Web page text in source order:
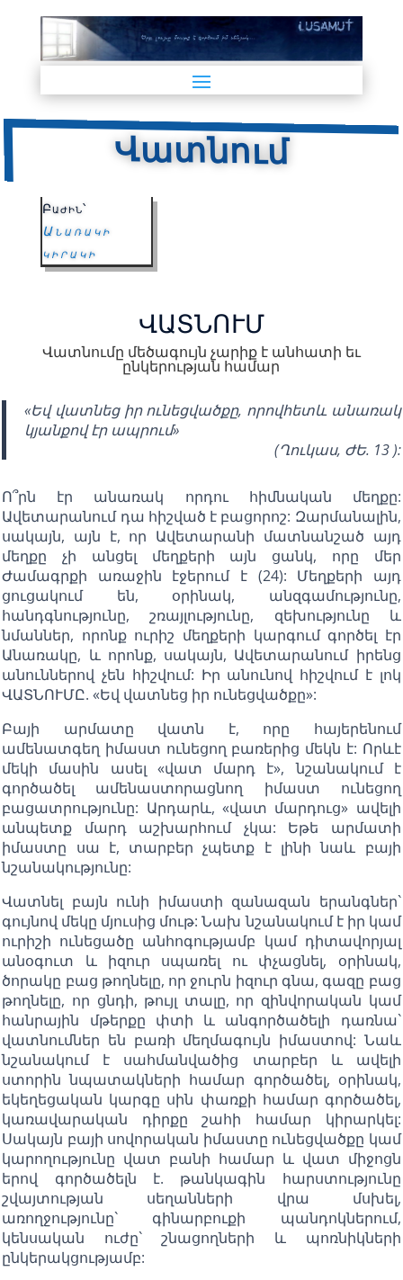
Վատնում
Բաժին՝
Անառակի
կիրակի
ՎԱՏՆՈՒՄ
Վատնումը մեծագույն չարիք է անհատի եւ
ընկերության համար
«Եվ վատնեց իր ունեցվածքը, որովհետև անառակ
կյանքով էր ապրում»
(Ղուկաս, ԺԵ. 13 ):
Ո՞րն էր անառակ որդու հիմնական մեղքը:
Ավետարանում դա հիշված է բացորոշ: Զարմանալին,
սակայն, այն է, որ Ավետարանի մատնանշած այդ
մեղքը չի անցել մեղքերի այն ցանկ, որը մեր
Ժամագրքի առաջին էջերում է (24): Մեղքերի այդ
ցուցակում են, օրինակ, անզգամությունը,
հանդգնությունը, շռայլությունը, զեխությունը և
նմաններ, որոնք ուրիշ մեղքերի կարգում գործել էր
Անառակը, և որոնք, սակայն, Ավետարանում իրենց
անուններով չեն հիշվում: Իր անունով հիշվում է լոկ
ՎԱՏՆՈՒՄԸ. «Եվ վատնեց իր ունեցվածքը»:
Բայի արմատը վատն է, որը հայերենում
ամենատգեղ իմաստ ունեցող բառերից մեկն է: Որևէ
մեկի մասին ասել «վատ մարդ է», նշանակում է
գործածել ամենաստորացնող իմաստ ունեցող
բացատրությունը: Արդարև, «վատ մարդուց» ավելի
անպետք մարդ աշխարհում չկա: Եթե արմատի
իմաստը սա է, տարբեր չպետք է լինի նաև բայի
նշանակությունը:
Վատնել բայն ունի իմաստի զանազան երանգներ`
գույնով մեկը մյուսից մութ: Նախ նշանակում է իր կամ
ուրիշի ունեցածը անհոգությամբ կամ դիտավորյալ
անօգուտ և իզուր սպառել ու փչացնել, օրինակ,
ծորակը բաց թողնելը, որ ջուրն իզուր գնա, գազը բաց
թողնելը, որ ցնդի, թույլ տալը, որ զինվորական կամ
հանրային մթերքը փտի և անգործածելի դառնա`
վատնումներ են բառի մեղմագույն իմաստով: Նաև
նշանակում է սահմանվածից տարբեր և ավելի
ստորին նպատակների համար գործածել, օրինակ,
եկեղեցական կարգը սին փառքի համար գործածել,
կառավարական դիրքը շահի համար կիրարկել:
Սակայն բայի սովորական իմաստը ունեցվածքը կամ
կարողությունը վատ բանի համար և վատ միջոցն
երով գործածելն է. թանկագին հարստությունը
շվայտության սեղանների վրա մսխել,
առողջությունը` գինարբուքի պանդոկներում,
կենսական ուժը` շնացողների և պոռնիկների
ընկերակցությամբ: